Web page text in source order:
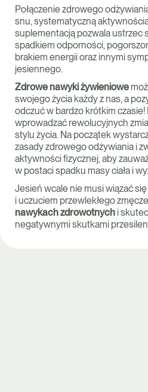
Połączenie zdrowego
snu, systematyczną
suplementacją pozwala ustrzec
spadkiem odporności,
brakiem energii oraz innymi
jesiennego.
Zdrowe nawyki żywieniowe
swojego życia każdy z nas, a
odczuć w bardzo krótkim czasie!
wprowadzać rewolucyjnych
stylu życia. Na początek
zasady zdrowego odżywiania i
aktywności fizycznej, aby
w postaci spadku masy ciała i
Jesień wcale nie musi wiązać
i uczuciem przewlekłego
nawykach zdrowotnychi
negatywnymi skutkami